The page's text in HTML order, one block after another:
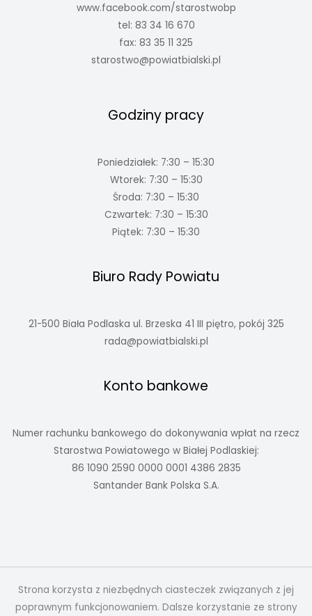
www.facebook.com/starostwobp
tel: 83 34 16 670
fax: 83 35 11 325
starostwo@powiatbialski.pl
Godziny pracy
Poniedziałek: 7:30 – 15:30
Wtorek: 7:30 – 15:30
Środa: 7:30 – 15:30
Czwartek: 7:30 – 15:30
Piątek: 7:30 – 15:30
Biuro Rady Powiatu
21-500 Biała Podlaska ul. Brzeska 41 III piętro, pokój 325
rada@powiatbialski.pl
Konto bankowe
Numer rachunku bankowego do dokonywania wpłat na rzecz
Starostwa Powiatowego w Białej Podlaskiej:
86 1090 2590 0000 0001 4386 2835
Santander Bank Polska S.A.
Strona korzysta z niezbędnych ciasteczek związanych z jej
poprawnym funkcjonowaniem. Dalsze korzystanie ze strony